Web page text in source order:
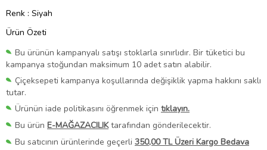
Renk : Siyah
Ürün Özeti
Bu ürünün kampanyalı satışı stoklarla sınırlıdır. Bir tüketici bu
kampanya stoğundan maksimum 10 adet satın alabilir.
Çiçeksepeti kampanya koşullarında değişiklik yapma hakkını saklı
tutar.
Ürünün iade politikasını öğrenmek için tıklayın.
Bu ürün E-MAĞAZACILIKtarafından gönderilecektir.
Bu satıcının ürünlerinde geçerli 350,00 TL Üzeri Kargo Bedava